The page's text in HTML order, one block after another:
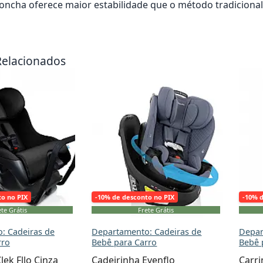
oferece maior estabilidade que o método
no PIX
Grátis
Cadeiras de
Fllo Cinza
-10% de desconto no PIX
Frete Grátis
Departamento: Cadeiras de
Bebê para Carro
Cadeirinha Evenflo
Adicionar ao carrinho
-10%
Bebê